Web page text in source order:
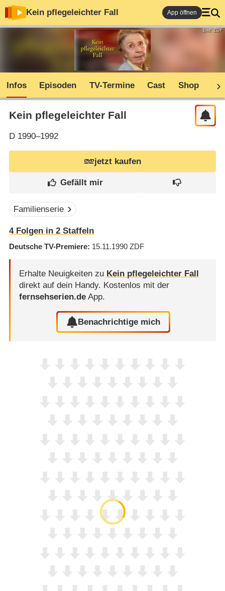
Kein pflegeleichter Fall App öffnen
Bild: ZDF
Infos Episoden TV-Termine Cast Shop
Kein pflegeleichter Fall
D1990–1992
jetzt kaufen
Familienserie
4Folgen in 2Staffeln
Deutsche TV-Premiere 15.11.1990 ZDF
Erhalte Neuigkeiten zu Kein pflegeleichter Fall
direkt auf dein Handy. Kostenlos mit der
fernsehserien.deApp.
Benachrichtige mich